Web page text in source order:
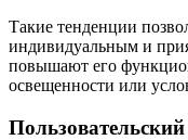
Такие тенденции
индивидуальным и
повышают его
освещенности или